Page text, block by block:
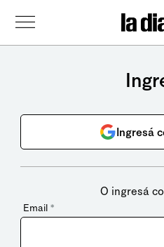
Ingresá
O ingresá
Email *